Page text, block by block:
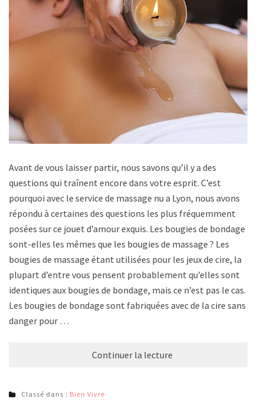
Avant de vous laisser partir, nous savons qu’il y a des
questions qui traînent encore dans votre esprit. C’est
pourquoi avec le service de massage nu a Lyon, nous avons
répondu à certaines des questions les plus fréquemment
posées sur ce jouet d’amour exquis. Les bougies de bondage
sont-elles les mêmes que les bougies de massage ? Les
bougies de massage étant utilisées pour les jeux de cire, la
plupart d’entre vous pensent probablement qu’elles sont
identiques aux bougies de bondage, mais ce n’est pas le cas.
Les bougies de bondage sont fabriquées avec de la cire sans
danger pour …
Continuer la lecture
Classé dans : Bien Vivre